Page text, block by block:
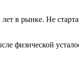
в рынке. Не
физической